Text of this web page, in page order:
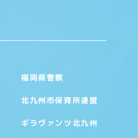
福岡県警察
北九州市保育所連盟
ギラヴァンツ北九州